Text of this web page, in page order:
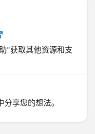
”获取其他资源和支
享您的想法。